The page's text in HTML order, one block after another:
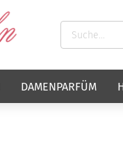
DAMENPARFÜM